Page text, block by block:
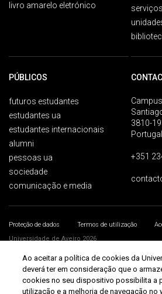
livro amarelo eletrónico
serviços
PÚBLICOS
futuros estudantes
estudantes ua
estudantes internacionais
alumni
pessoas ua
sociedade
comunicação e media
3810-
Portugal
+351
Proteção de dados Termos de utilização
Universidade de Aveiro 2026
Ao aceitar a política de cookies da
deverá ter em consideração que o
cookies no seu dispositivo possibilita a
utilização e a melhoria de navegação no